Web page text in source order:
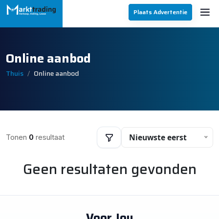
Plaats Advertentie
Online aanbod
Thuis Online aanbod
Tonen 0 resultaat Nieuwste eerst
Geen resultaten gevonden